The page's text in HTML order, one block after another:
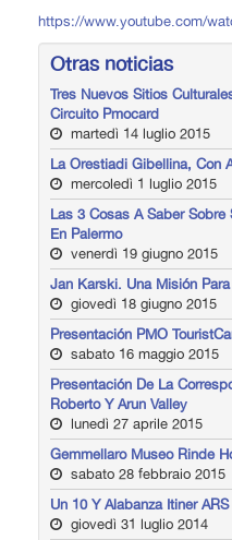
https://www.youtube.com/
Otras noticias
Tres Nuevos Sitios
Circuito Pmocard
martedì 14 luglio 2015
La Orestiadi Gibellina, Con
mercoledì 1 luglio 2015
Las 3 Cosas A Saber Sobre
En Palermo
venerdì 19 giugno 2015
Jan Karski. Una Misión
giovedì 18 giugno 2015
Presentación PMO
sabato 16 maggio 2015
Presentación De La
Roberto Y Arun Valley
lunedì 27 aprile 2015
Gemmellaro Museo Rinde
sabato 28 febbraio 2015
Un 10 Y Alabanza Itiner ARS
giovedì 31 luglio 2014